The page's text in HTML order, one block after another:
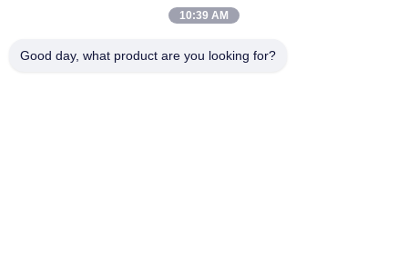
10:39 AM
Good day, what product are you looking for?